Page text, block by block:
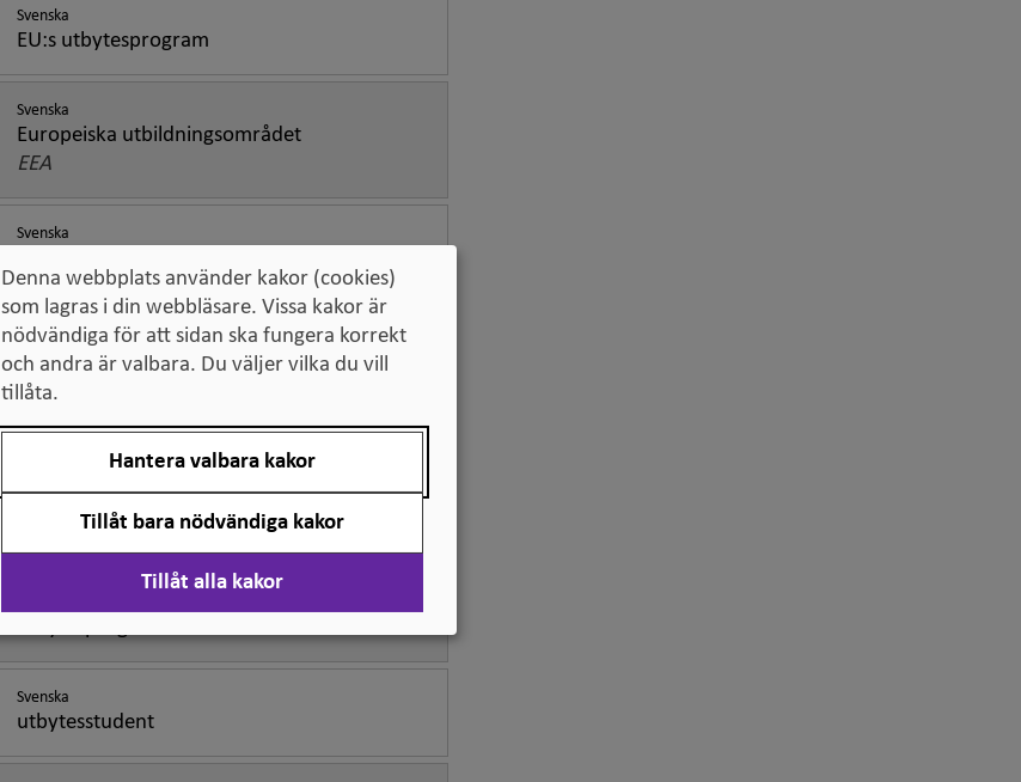
Svenska
EU:s utbytesprogram
Svenska
Europeiska utbildningsområdet
EEA
Svenska
EHEA
Svenska
Europeiska forskningsområdet
europeisk universitetsallians
Svenska
utbytesstudent
Denna webbplats använder kakor (cookies)
som lagras i din webbläsare. Vissa kakor är
nödvändiga för att sidan ska fungera korrekt
och andra är valbara. Du väljer vilka du vill
tillåta.
Hantera valbara kakor
Tillåt bara nödvändiga kakor
Tillåt alla kakor